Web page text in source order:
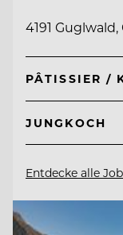
4191
PÂTISSIER /
JUNGKOCH
Entdecke alle